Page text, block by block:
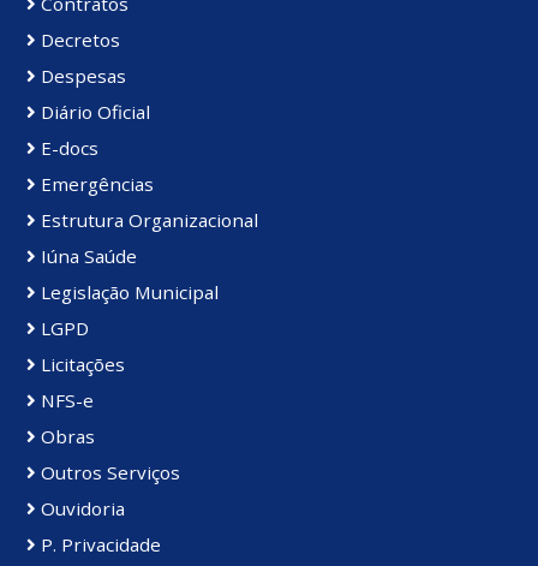
Decretos
Despesas
Diário Oficial
E-docs
Emergências
Estrutura Organizacional
Iúna Saúde
Legislação Municipal
LGPD
Licitações
NFS-e
Obras
Outros Serviços
Ouvidoria
P. Privacidade